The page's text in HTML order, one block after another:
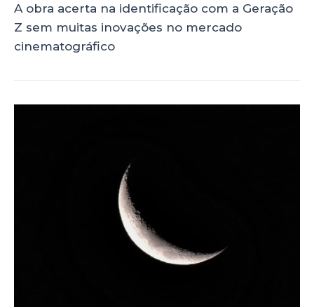
A obra acerta na identificação com a Geração
Z sem muitas inovações no mercado
cinematográfico